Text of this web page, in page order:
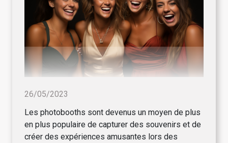
26/05/2023
Les photobooths sont devenus un moyen de plus
en plus populaire de capturer des souvenirs et de
créer des expériences amusantes lors des